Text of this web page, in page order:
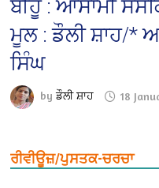
ਬੀਹੂ : ਆਸਾਮੀ
ਮੂਲ : ਡੌਲੀ ਸ਼ਾਹ/*
ਸਿੰਘ
byਡੌਲੀ ਸ਼ਾਹ 18
ਰੀਵੀਊਜ਼/ਪੁਸਤਕ-ਚਰਚਾ